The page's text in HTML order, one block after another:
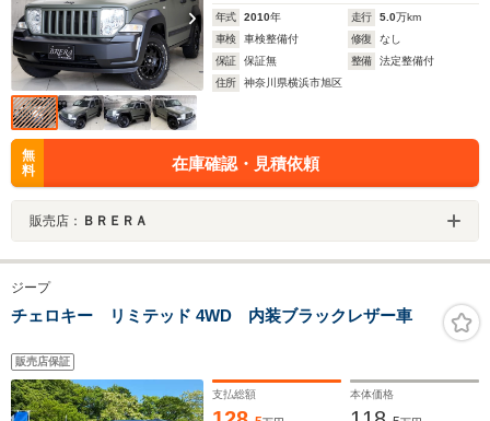
年式 2010年 走行 5.0万km
車検
車検整備付 修復
なし
保証
保証無 整備
法定整備付
住所
神奈川県横浜市旭区
無
料
在庫確認・見積依頼
販売店： ＢＲＥＲＡ
ジープ
チェロキー リミテッド 4WD 内装ブラックレザー車
販売店保証
支払総額 本体価格